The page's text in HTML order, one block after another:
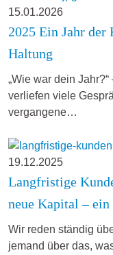
15.01.2026
2025 Ein Jahr der
Haltung
„Wie war dein
verliefen viele
vergangene…
19.12.2025
Langfristige
neue Kapital – ein
Wir reden ständig
jemand über das,